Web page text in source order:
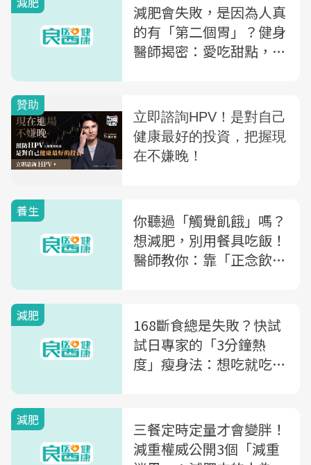
減肥會失敗，是因為人真
的有「第二個胃」？健身
醫師揭密：愛吃甜點，是
養生
你聽過「觸覺飢餓」嗎？
想減肥，別用餐具吃飯！
醫師教你：靠「正念飲
減肥
168斷食總是失敗？快試
試日專家的「3分鐘熱
度」瘦身法：想吃就吃不
減肥
三餐定時定量才會變胖！
減重權威公開3個「減重